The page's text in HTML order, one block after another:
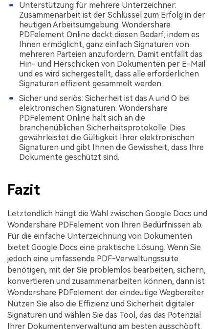
Unterstützung für mehrere Unterzeichner:
Zusammenarbeit ist der Schlüssel zum Erfolg in der
heutigen Arbeitsumgebung. Wondershare
PDFelement Online deckt diesen Bedarf, indem es
Ihnen ermöglicht, ganz einfach Signaturen von
mehreren Parteien anzufordern. Damit entfällt das
Hin- und Herschicken von Dokumenten per E-Mail
und es wird sichergestellt, dass alle erforderlichen
Signaturen effizient gesammelt werden.
Sicher und seriös: Sicherheit ist das A und O bei
elektronischen Signaturen. Wondershare
PDFelement Online hält sich an die
branchenüblichen Sicherheitsprotokolle. Dies
gewährleistet die Gültigkeit Ihrer elektronischen
Signaturen und gibt Ihnen die Gewissheit, dass Ihre
Dokumente geschützt sind.
Fazit
Letztendlich hängt die Wahl zwischen Google Docs und
Wondershare PDFelement von Ihren Bedürfnissen ab.
Für die einfache Unterzeichnung von Dokumenten
bietet Google Docs eine praktische Lösung. Wenn Sie
jedoch eine umfassende PDF-Verwaltungssuite
benötigen, mit der Sie problemlos bearbeiten, sichern,
konvertieren und zusammenarbeiten können, dann ist
Wondershare PDFelement der eindeutige Wegbereiter.
Nutzen Sie also die Effizienz und Sicherheit digitaler
Signaturen und wählen Sie das Tool, das das Potenzial
Ihrer Dokumentenverwaltung am besten ausschöpft.